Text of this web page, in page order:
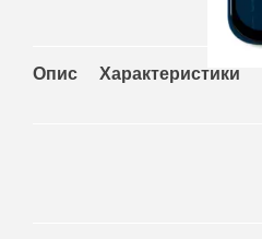
Опис Характеристики